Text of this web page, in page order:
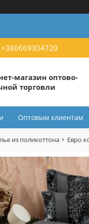
+380669304720
магазин оптово-
торговли
Оптовым клиентам
из поликоттона Евро